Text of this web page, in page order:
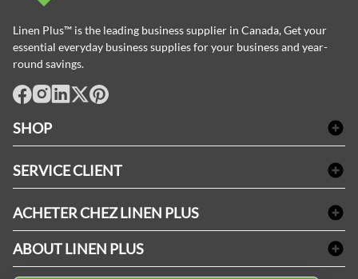
Linen Plus™ is the leading business supplier in Canada, Get your
essential everyday business supplies for your business and year-
round savings.
SHOP
Nappes & serviettes de table
Fournitures de conciergerie
Fournitures médicales
Fournitures dentaires
SERVICE CLIENT
Refund & Return
Termes & conditions
ACHETER CHEZ LINEN PLUS
Politique d'alignement des prix
Options de paiement
ABOUT LINEN PLUS